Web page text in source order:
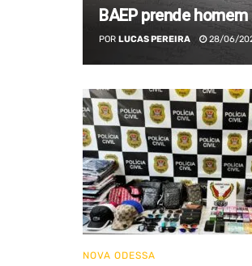
BAEP prende
POR LUCAS PEREIRA 28/06/
NOVA ODESSA